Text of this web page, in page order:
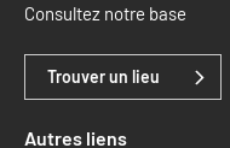
Consultez notre base
Trouver un lieu
Autres liens